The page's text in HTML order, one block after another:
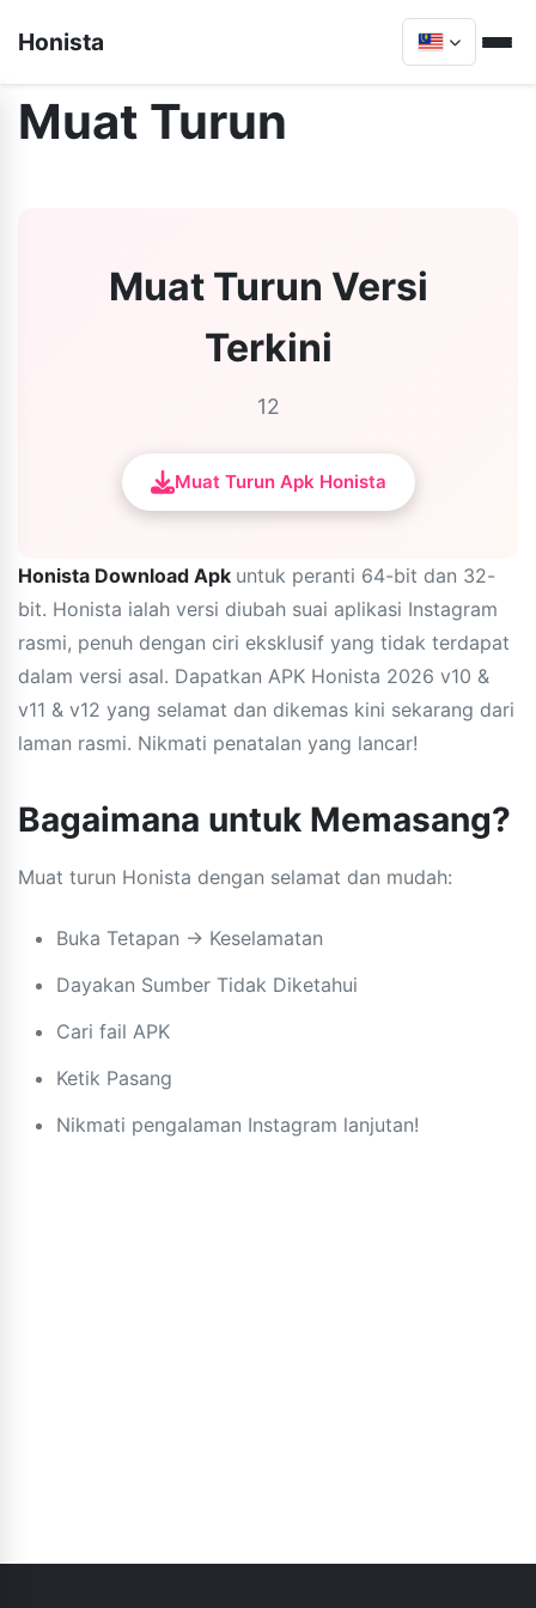
Honista
Muat Turun
Muat Turun Versi
Terkini
12
Muat Turun Apk Honista
Honista Download Apk untuk peranti 64-bit dan 32-
bit. Honista ialah versi diubah suai aplikasi Instagram
rasmi, penuh dengan ciri eksklusif yang tidak terdapat
dalam versi asal. Dapatkan APK Honista 2026 v10 &
v11 & v12 yang selamat dan dikemas kini sekarang dari
laman rasmi. Nikmati penatalan yang lancar!
Bagaimana untuk Memasang?
Muat turun Honista dengan selamat dan mudah:
Buka Tetapan → Keselamatan
Dayakan Sumber Tidak Diketahui
Cari fail APK
Ketik Pasang
Nikmati pengalaman Instagram lanjutan!